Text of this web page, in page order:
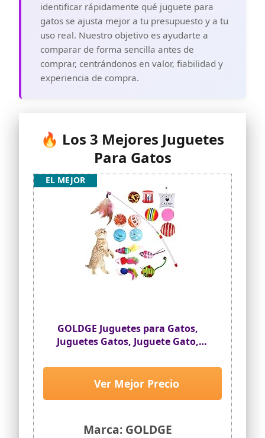
identificar rápidamente qué juguete para
gatos se ajusta mejor a tu presupuesto y a tu
uso real. Nuestro objetivo es ayudarte a
comparar de forma sencilla antes de
comprar, centrándonos en valor, fiabilidad y
experiencia de compra.
🔥 Los 3 Mejores Juguetes
Para Gatos
GOLDGE Juguetes para Gatos,
Juguetes Gatos, Juguete Gato,
Marca: GOLDGE
Ver Mejor Precio
EL MEJOR